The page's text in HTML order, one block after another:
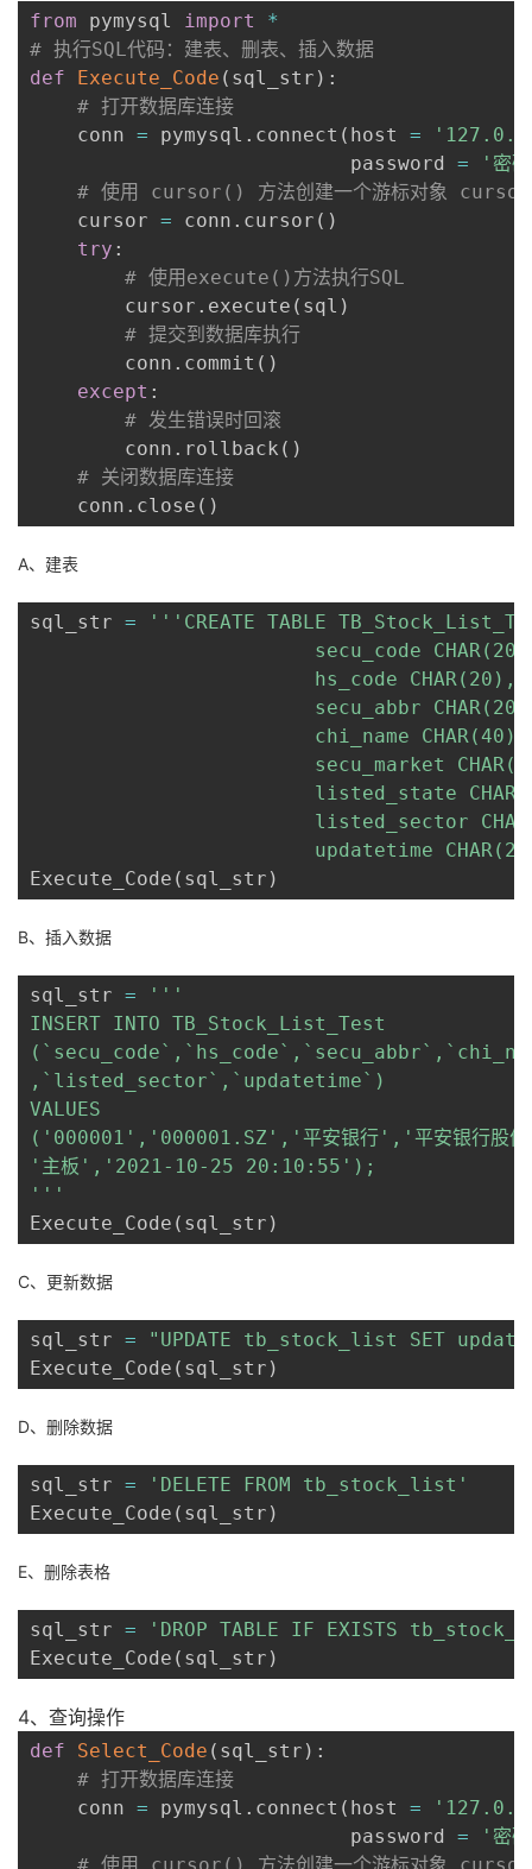
from pymysql import
*
# 执行SQL代码：建表、删表、插入数据
def
Execute_Code ( sql_str ) :
# 打开数据库连接
    conn
= pymysql . connect ( host =
                           password
=
'密
# 使用 cursor() 方法创建一个游标对象 cursor
    cursor
= conn . cursor ( )
try :
# 使用execute()方法执行SQL
        cursor
. execute ( sql )
# 提交到数据库执行
        conn
. commit ( )
except :
# 发生错误时回滚
        conn
. rollback ( )
# 关闭数据库连接
    conn
. close ( )
A、建表
sql_str =
'''CREATE TABLE
secu_code
                        hs_code CHAR(20),
secu_abbr
                        chi_name CHAR(40),
secu_market
listed_state
listed_sector
updatetime
Execute_Code ( sql_str )
B、插入数据
sql_str =
'''
INSERT INTO TB_Stock_List_Test
,`listed_sector`,`updatetime`)
VALUES
('000001','000001.SZ','平安银行','平安银行股
'主板','2021-10-25 20:10:55');
'''
Execute_Code ( sql_str )
C、更新数据
sql_str =
"UPDATE tb_stock_list SET
Execute_Code ( sql_str )
D、删除数据
sql_str =
'DELETE FROM tb_stock_list'
Execute_Code ( sql_str )
E、删除表格
sql_str =
'DROP TABLE IF EXISTS
Execute_Code ( sql_str )
4、查询操作
def Select_Code ( sql_str ) :
# 打开数据库连接
    conn
= pymysql . connect ( host =
                           password
=
'密